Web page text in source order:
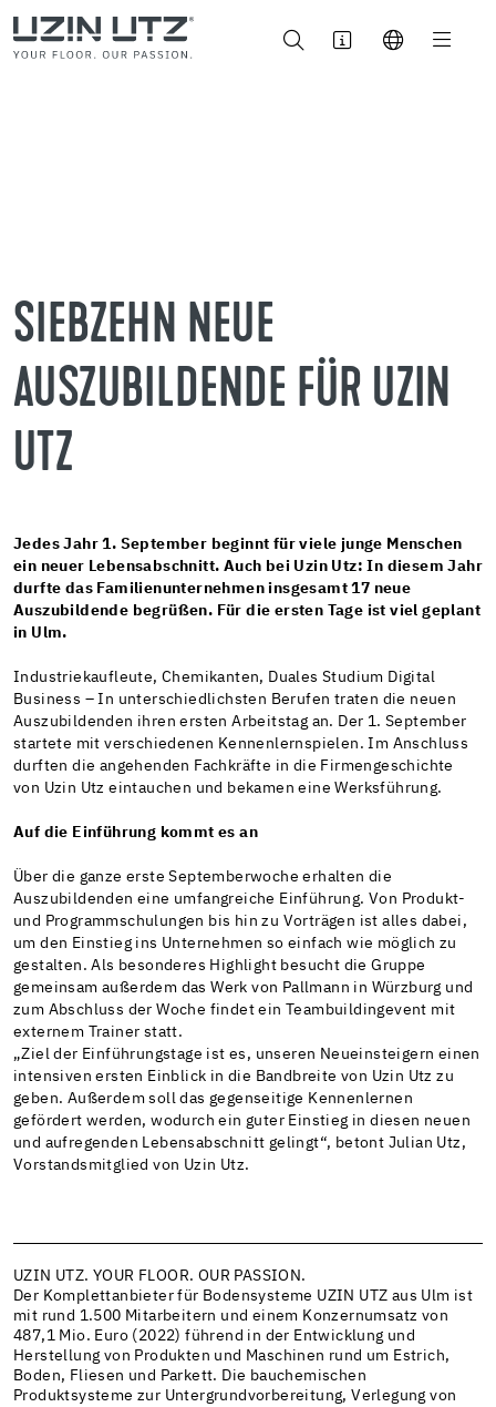
SIEBZEHN NEUE
AUSZUBILDENDE FÜR UZIN
UTZ
Jedes Jahr 1. September beginnt für viele junge Menschen
ein neuer Lebensabschnitt. Auch bei Uzin Utz: In diesem Jahr
durfte das Familienunternehmen insgesamt 17 neue
Auszubildende begrüßen. Für die ersten Tage ist viel geplant
in Ulm.
Industriekaufleute, Chemikanten, Duales Studium Digital
Business – In unterschiedlichsten Berufen traten die neuen
Auszubildenden ihren ersten Arbeitstag an. Der 1. September
startete mit verschiedenen Kennenlernspielen. Im Anschluss
durften die angehenden Fachkräfte in die Firmengeschichte
von Uzin Utz eintauchen und bekamen eine Werksführung.
Auf die Einführung kommt es an
Über die ganze erste Septemberwoche erhalten die
Auszubildenden eine umfangreiche Einführung. Von Produkt-
und Programmschulungen bis hin zu Vorträgen ist alles dabei,
um den Einstieg ins Unternehmen so einfach wie möglich zu
gestalten. Als besonderes Highlight besucht die Gruppe
gemeinsam außerdem das Werk von Pallmann in Würzburg und
zum Abschluss der Woche findet ein Teambuildingevent mit
externem Trainer statt.
„Ziel der Einführungstage ist es, unseren Neueinsteigern einen
intensiven ersten Einblick in die Bandbreite von Uzin Utz zu
geben. Außerdem soll das gegenseitige Kennenlernen
gefördert werden, wodurch ein guter Einstieg in diesen neuen
und aufregenden Lebensabschnitt gelingt“, betont Julian Utz,
Vorstandsmitglied von Uzin Utz.
UZIN UTZ. YOUR FLOOR. OUR PASSION.
Der Komplettanbieter für Bodensysteme UZIN UTZ aus Ulm ist
mit rund 1.500 Mitarbeitern und einem Konzernumsatz von
487,1 Mio. Euro (2022) führend in der Entwicklung und
Herstellung von Produkten und Maschinen rund um Estrich,
Boden, Fliesen und Parkett. Die bauchemischen
Produktsysteme zur Untergrundvorbereitung, Verlegung von